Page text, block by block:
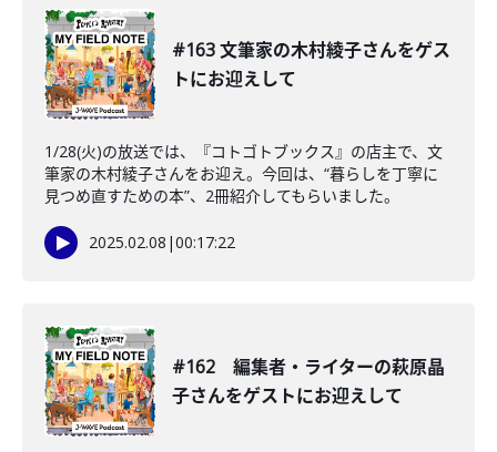
#163 文筆家の木村綾子さんをゲス
トにお迎えして
1/28(火)の放送では、『コトゴトブックス』の店主で、文
筆家の木村綾子さんをお迎え。今回は、“暮らしを丁寧に
見つめ直すための本”、2冊紹介してもらいました。
2025.02.08 |00:17:22
#162 編集者・ライターの萩原晶
子さんをゲストにお迎えして